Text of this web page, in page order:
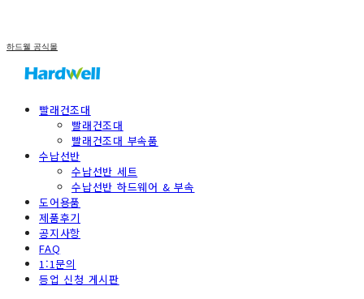
하드웰 공식몰
빨래건조대
빨래건조대
빨래건조대 부속품
수납선반
수납선반 세트
수납선반 하드웨어 & 부속
도어용품
제품후기
공지사항
FAQ
1:1문의
등업 신청 게시판